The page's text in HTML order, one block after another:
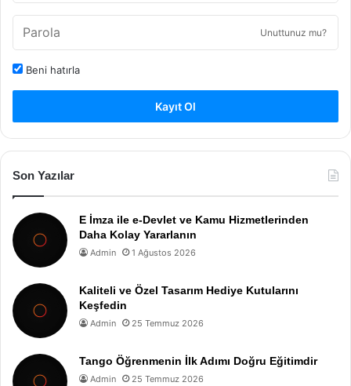
Unuttunuz mu?
Beni hatırla
Kayıt Ol
Son Yazılar
E İmza ile e-Devlet ve Kamu Hizmetlerinden
Daha Kolay Yararlanın
Admin 1 Ağustos 2026
Kaliteli ve Özel Tasarım Hediye Kutularını
Keşfedin
Admin 25 Temmuz 2026
Tango Öğrenmenin İlk Adımı Doğru Eğitimdir
Admin 25 Temmuz 2026